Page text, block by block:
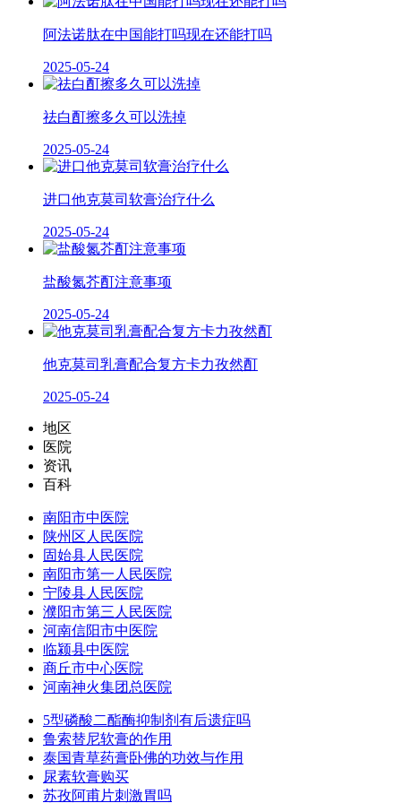
阿法诺肽在中国能打吗现在还能打吗
2025-05-24
祛白酊擦多久可以洗掉
2025-05-24
进口他克莫司软膏治疗什么
2025-05-24
盐酸氮芥酊注意事项
2025-05-24
他克莫司乳膏配合复方卡力孜然酊
2025-05-24
地区
医院
资讯
百科
南阳市中医院
陕州区人民医院
固始县人民医院
南阳市第一人民医院
宁陵县人民医院
濮阳市第三人民医院
河南信阳市中医院
临颍县中医院
商丘市中心医院
河南神火集团总医院
5型磷酸二酯酶抑制剂有后遗症吗
鲁索替尼软膏的作用
泰国青草药膏卧佛的功效与作用
尿素软膏购买
苏孜阿甫片刺激胃吗